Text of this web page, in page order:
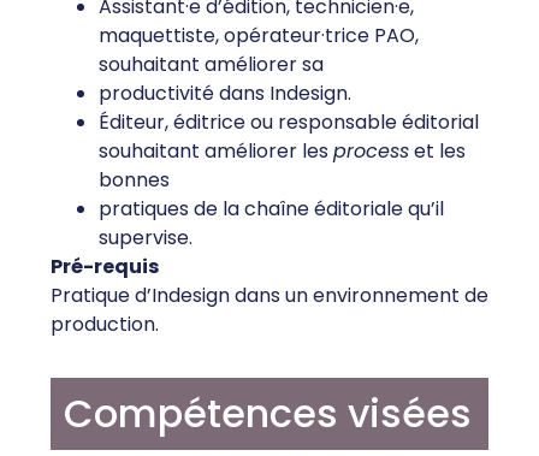
Assistant·e d’édition, technicien·e,
maquettiste, opérateur·trice PAO,
souhaitant améliorer sa
productivité dans Indesign.
Éditeur, éditrice ou responsable éditorial
souhaitant améliorer lesprocesset les
bonnes
pratiques de la chaîne éditoriale qu’il
supervise.
Pré-requis
Pratique d’Indesign dans un environnement de
production.
Compétences visées